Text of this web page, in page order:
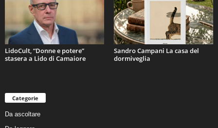
LidoCult, “Donne e potere”
stasera a Lido di Camaiore
Sandro Campani La casa del
dormiveglia
Categorie
Da ascoltare